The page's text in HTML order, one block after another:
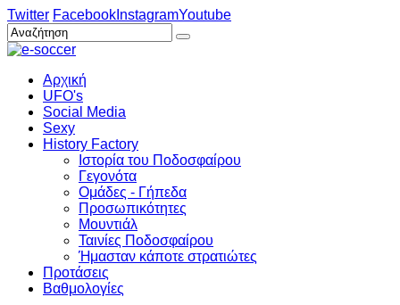
Twitter Facebook InstagramYoutube
Αρχική
UFO's
Social Media
Sexy
History Factory
Ιστορία του Ποδοσφαίρου
Γεγονότα
Ομάδες - Γήπεδα
Προσωπικότητες
Μουντιάλ
Ταινίες Ποδοσφαίρου
Ήμασταν κάποτε στρατιώτες
Προτάσεις
Βαθμολογίες